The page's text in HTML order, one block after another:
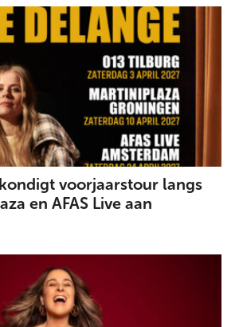
voorjaarstour langs
en AFAS Live aan